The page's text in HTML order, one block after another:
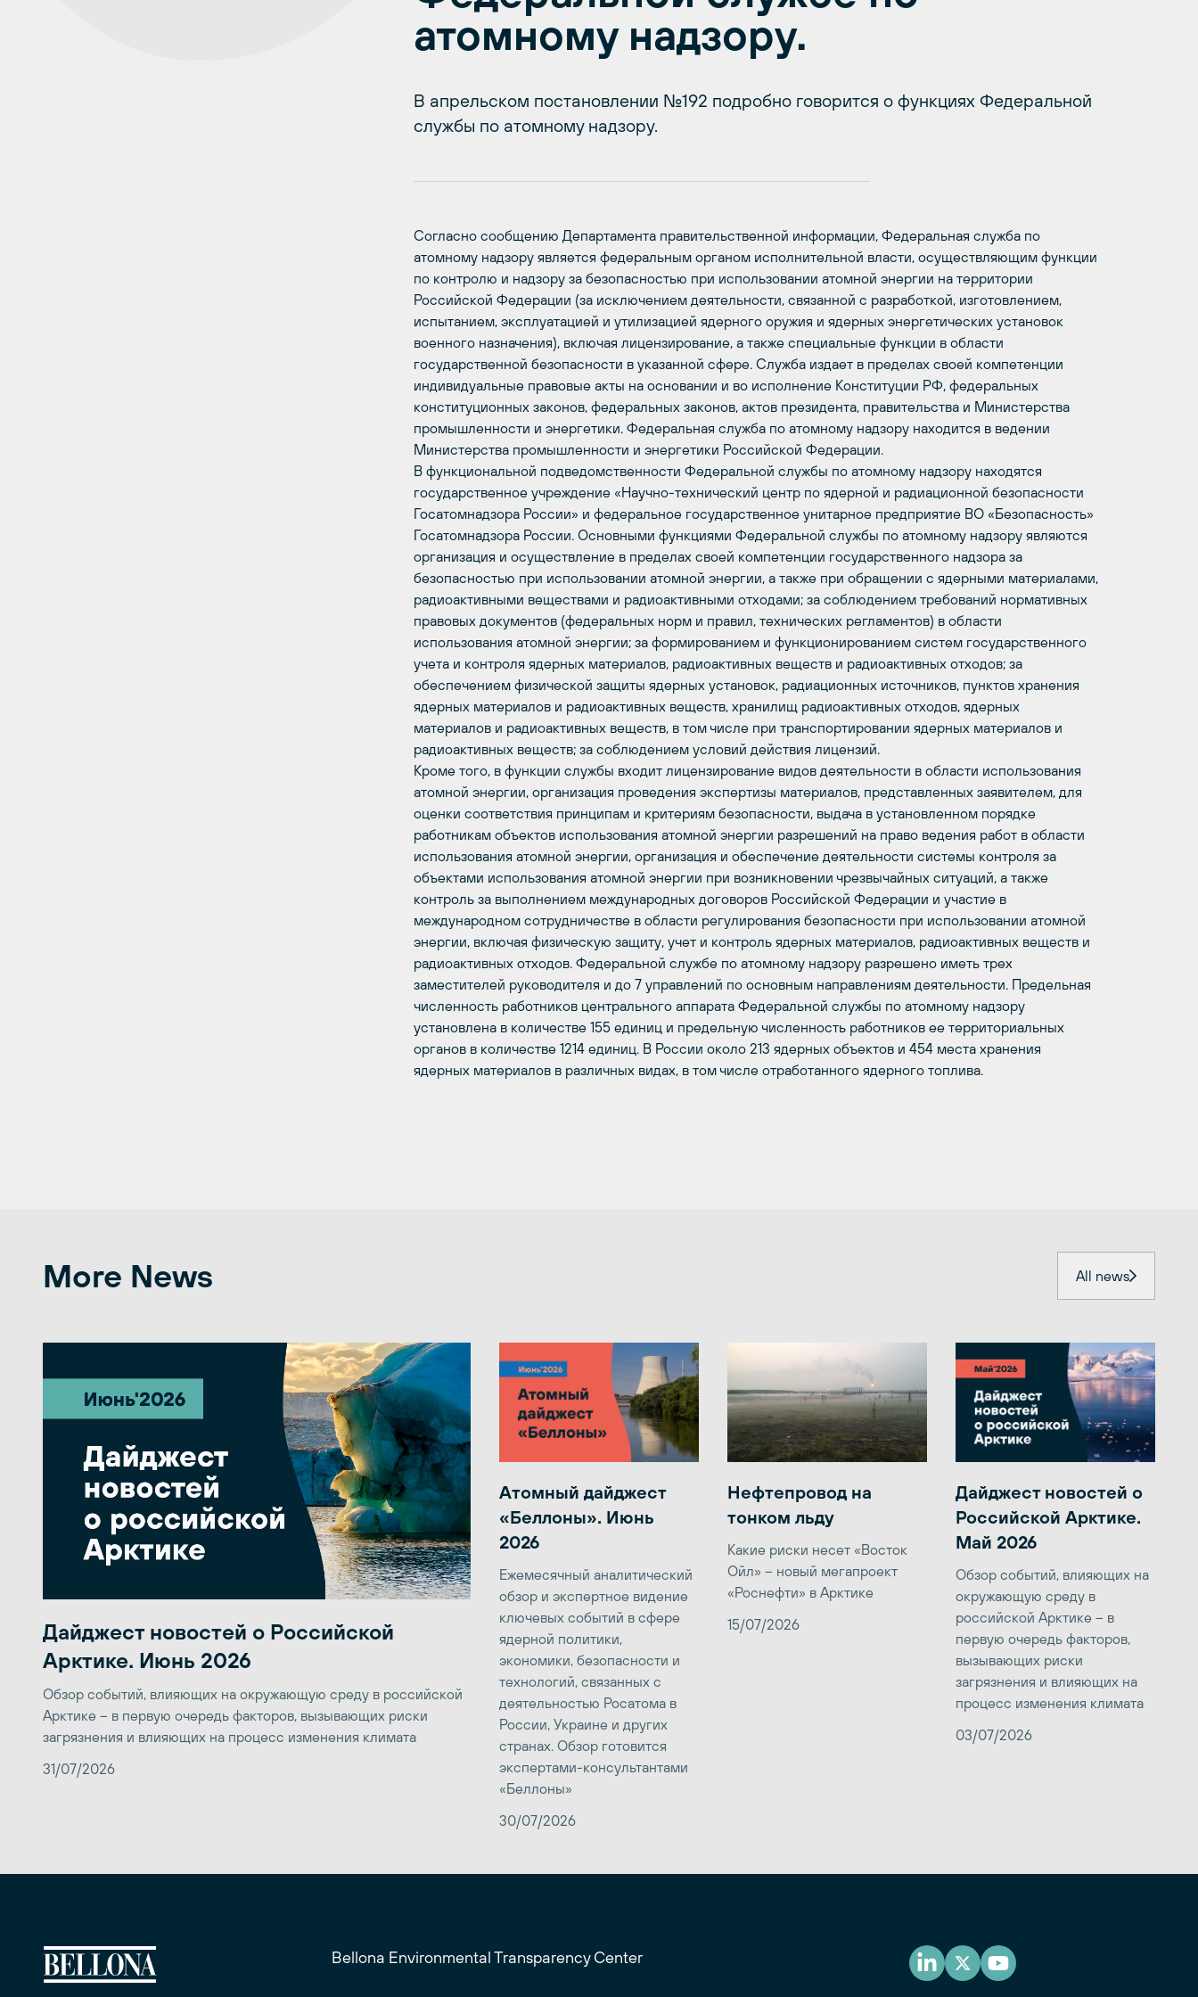
атомному надзору.
В апрельском постановлении №192 подробно говорится о функциях Федеральной
службы по атомному надзору.
Согласно сообщению Департамента правительственной информации, Федеральная служба по
атомному надзору является федеральным органом исполнительной власти, осуществляющим функции
по контролю и надзору за безопасностью при использовании атомной энергии на территории
Российской Федерации (за исключением деятельности, связанной с разработкой, изготовлением,
испытанием, эксплуатацией и утилизацией ядерного оружия и ядерных энергетических установок
военного назначения), включая лицензирование, а также специальные функции в области
государственной безопасности в указанной сфере. Служба издает в пределах своей компетенции
индивидуальные правовые акты на основании и во исполнение Конституции РФ, федеральных
конституционных законов, федеральных законов, актов президента, правительства и Министерства
промышленности и энергетики. Федеральная служба по атомному надзору находится в ведении
Министерства промышленности и энергетики Российской Федерации.
В функциональной подведомственности Федеральной службы по атомному надзору находятся
государственное учреждение «Научно-технический центр по ядерной и радиационной безопасности
Госатомнадзора России» и федеральное государственное унитарное предприятие ВО «Безопасность»
Госатомнадзора России. Основными функциями Федеральной службы по атомному надзору являются
организация и осуществление в пределах своей компетенции государственного надзора за
безопасностью при использовании атомной энергии, а также при обращении с ядерными материалами,
радиоактивными веществами и радиоактивными отходами; за соблюдением требований нормативных
правовых документов (федеральных норм и правил, технических регламентов) в области
использования атомной энергии; за формированием и функционированием систем государственного
учета и контроля ядерных материалов, радиоактивных веществ и радиоактивных отходов; за
обеспечением физической защиты ядерных установок, радиационных источников, пунктов хранения
ядерных материалов и радиоактивных веществ, хранилищ радиоактивных отходов, ядерных
материалов и радиоактивных веществ, в том числе при транспортировании ядерных материалов и
радиоактивных веществ; за соблюдением условий действия лицензий.
Кроме того, в функции службы входит лицензирование видов деятельности в области использования
атомной энергии, организация проведения экспертизы материалов, представленных заявителем, для
оценки соответствия принципам и критериям безопасности, выдача в установленном порядке
работникам объектов использования атомной энергии разрешений на право ведения работ в области
использования атомной энергии, организация и обеспечение деятельности системы контроля за
объектами использования атомной энергии при возникновении чрезвычайных ситуаций, а также
контроль за выполнением международных договоров Российской Федерации и участие в
международном сотрудничестве в области регулирования безопасности при использовании атомной
энергии, включая физическую защиту, учет и контроль ядерных материалов, радиоактивных веществ и
радиоактивных отходов. Федеральной службе по атомному надзору разрешено иметь трех
заместителей руководителя и до 7 управлений по основным направлениям деятельности. Предельная
численность работников центрального аппарата Федеральной службы по атомному надзору
установлена в количестве 155 единиц и предельную численность работников ее территориальных
органов в количестве 1214 единиц. В России около 213 ядерных объектов и 454 места хранения
ядерных материалов в различных видах, в том числе отработанного ядерного топлива.
More News All news
Дайджест новостей о Российской
Арктике. Июнь 2026
Обзор событий, влияющих на окружающую среду в российской
Арктике – в первую очередь факторов, вызывающих риски
загрязнения и влияющих на процесс изменения климата
31/07/2026
Атомный дайджест
«Беллоны». Июнь
2026
Ежемесячный аналитический
обзор и экспертное видение
ключевых событий в сфере
ядерной политики,
экономики, безопасности и
технологий, связанных с
деятельностью Росатома в
России, Украине и других
странах. Обзор готовится
экспертами-консультантами
«Беллоны»
30/07/2026
Нефтепровод на
тонком льду
Какие риски несет «Восток
Ойл» – новый мегапроект
«Роснефти» в Арктике
15/07/2026
Дайджест новостей о
Российской Арктике.
Май 2026
Обзор событий, влияющих на
окружающую среду в
российской Арктике – в
первую очередь факторов,
вызывающих риски
загрязнения и влияющих на
процесс изменения климата
03/07/2026
Bellona Environmental Transparency Center